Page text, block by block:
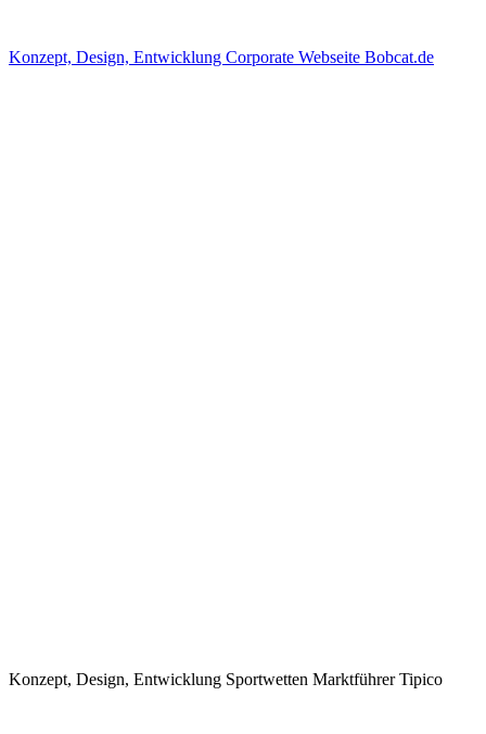
Konzept, Design, Entwicklung Corporate Webseite Bobcat.de
Konzept, Design, Entwicklung Sportwetten Marktführer Tipico